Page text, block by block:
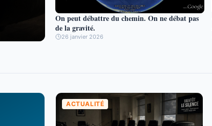
On peut débattre du chemin. On ne débat pas
de la gravité.
26 janvier 2026
ACTUALITÉ